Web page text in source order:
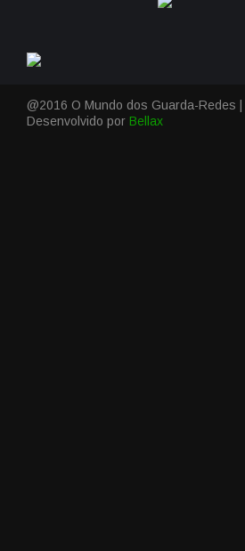
@2016 O Mundo dos Guarda-Redes |
Desenvolvido por Bellax